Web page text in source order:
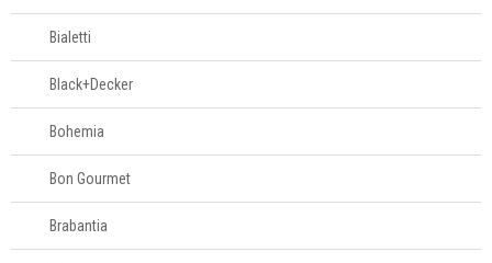
Bialetti
Black+Decker
Bohemia
Bon Gourmet
Brabantia